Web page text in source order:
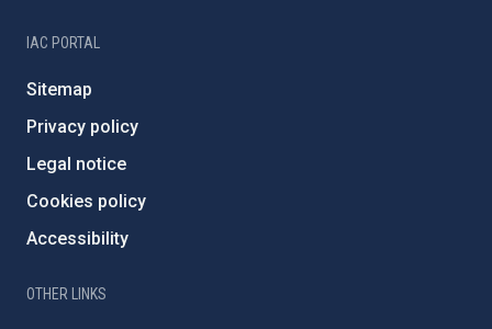
IAC PORTAL
Sitemap
Privacy policy
Legal notice
Cookies policy
Accessibility
OTHER LINKS